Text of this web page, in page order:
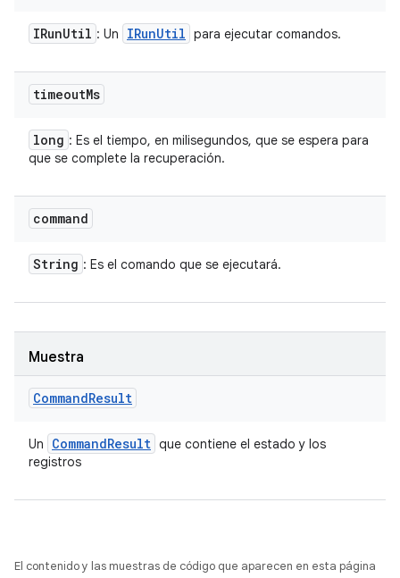
IRunUtil : Un IRunUtil para ejecutar comandos.
timeoutMs
long : Es el tiempo, en milisegundos, que se espera para
que se complete la recuperación.
command
String : Es el comando que se ejecutará.
Muestra
CommandResult
Un CommandResult que contiene el estado y los
registros
El contenido y las muestras de código que aparecen en esta página